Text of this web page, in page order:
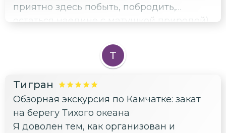
приятно здесь побыть, побродить,
остаться наедине с матушкой природой)
Т
Тигран
Обзорная экскурсия по Камчатке: закат
на берегу Тихого океана
Я доволен тем, как организован и